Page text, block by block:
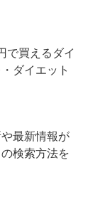
で買えるダイ
ダイエット
最新情報が
検索方法を